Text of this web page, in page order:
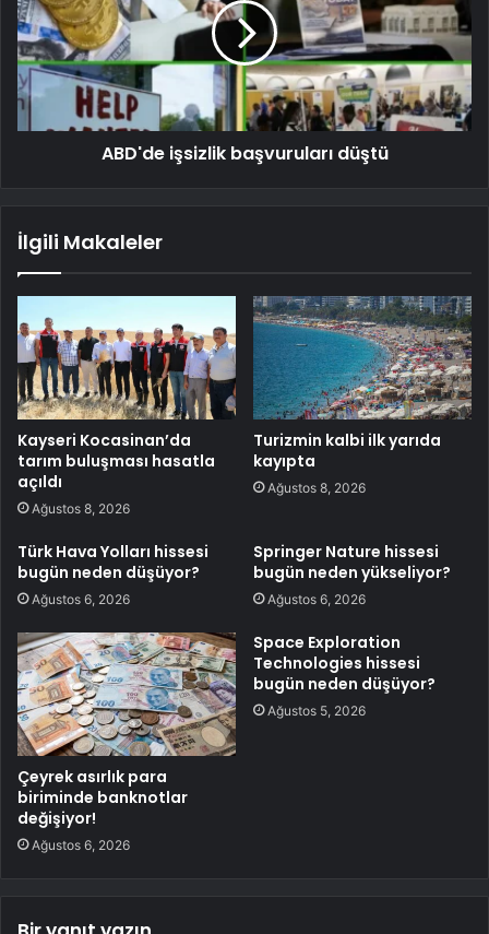
ABD'de işsizlik başvuruları düştü
İlgili Makaleler
Kayseri Kocasinan’da
tarım buluşması hasatla
açıldı
Ağustos 8, 2026
Turizmin kalbi ilk yarıda
kayıpta
Ağustos 8, 2026
Türk Hava Yolları hissesi
bugün neden düşüyor?
Ağustos 6, 2026
Springer Nature hissesi
bugün neden yükseliyor?
Ağustos 6, 2026
Çeyrek asırlık para
biriminde banknotlar
değişiyor!
Ağustos 6, 2026
Space Exploration
Technologies hissesi
bugün neden düşüyor?
Ağustos 5, 2026